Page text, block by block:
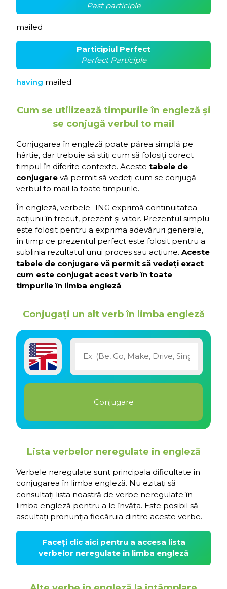
Past participle
mailed
Participiul Perfect
Perfect Participle
having mailed
Cum se utilizează timpurile în engleză și
se conjugă verbul to mail
Conjugarea în engleză poate părea simplă pe
hârtie, dar trebuie să știți cum să folosiți corect
timpul în diferite contexte. Aceste tabele de
conjugare vă permit să vedeți cum se conjugă
verbul to mail la toate timpurile.
În engleză, verbele -ING exprimă continuitatea
acțiunii în trecut, prezent și viitor. Prezentul simplu
este folosit pentru a exprima adevăruri generale,
în timp ce prezentul perfect este folosit pentru a
sublinia rezultatul unui proces sau acțiune. Aceste
tabele de conjugare vă permit să vedeți exact
cum este conjugat acest verb în toate
timpurile în limba engleză.
Conjugați un alt verb în limba engleză
Lista verbelor neregulate în engleză
Verbele neregulate sunt principala dificultate în
conjugarea în limba engleză. Nu ezitați să
consultați lista noastră de verbe neregulate în
limba engleză pentru a le învăța. Este posibil să
ascultați pronunția fiecăruia dintre aceste verbe.
Faceți clic aici pentru a accesa lista
verbelor neregulate în limba engleză